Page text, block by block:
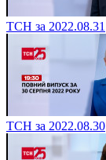
ТСН за 2022.08.31
ТСН за 2022.08.30